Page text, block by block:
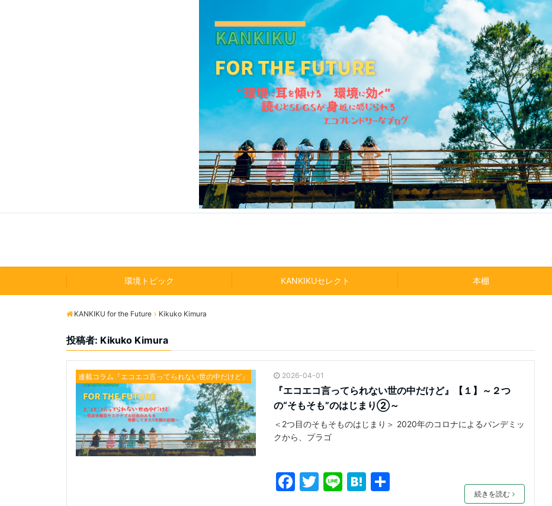
環境トピック KANKIKUセレクト 本棚
KANKIKU for the Future Kikuko Kimura
投稿者: Kikuko Kimura
連載コラム『エコエコ言ってられない世の中だけど』 2026-04-01
『エコエコ言ってられない世の中だけど』【１】～２つ
の“そもそも”のはじまり②～
＜2つ目のそもそものはじまり＞ 2020年のコロナによるパンデミッ
クから、プラゴ
F T Li H 共
続きを読む